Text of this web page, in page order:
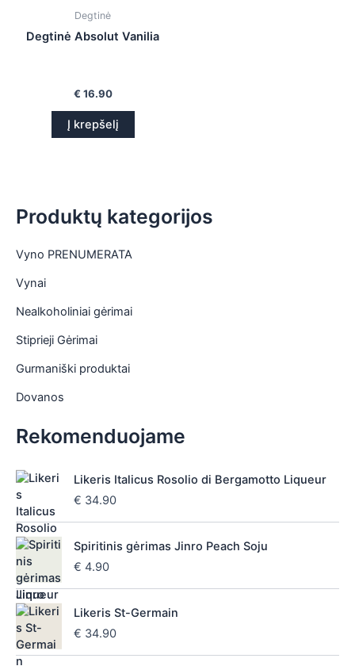
Produktų kategorijos
Vyno PRENUMERATA
Vynai
Nealkoholiniai gėrimai
Stiprieji Gėrimai
Gurmaniški produktai
Dovanos
Rekomenduojame
Likeris Italicus Rosolio di Bergamotto Liqueur
€ 34.90
Spiritinis gėrimas Jinro Peach Soju
€ 4.90
Likeris St-Germain
€ 34.90
Degtinė
Degtinė Absolut Vanilia
€ 16.90
Į krepšelį